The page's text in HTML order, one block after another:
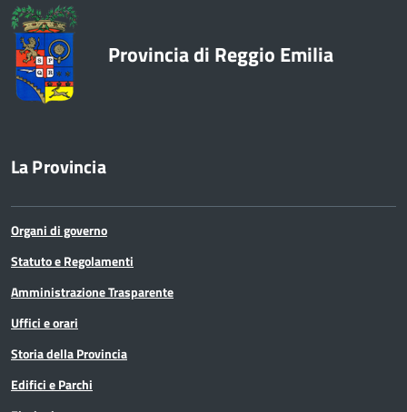
Provincia di Reggio Emilia
La Provincia
Organi di governo
Statuto e Regolamenti
Amministrazione Trasparente
Uffici e orari
Storia della Provincia
Edifici e Parchi